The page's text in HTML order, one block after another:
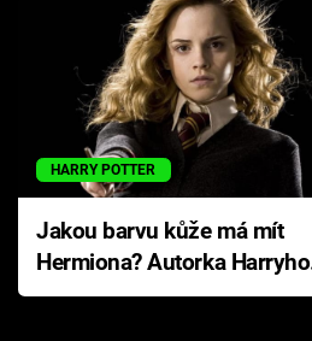
HARRY POTTER
Jakou barvu kůže má mít
Hermiona? Autorka Harryho
Pottera přišla s ráznou